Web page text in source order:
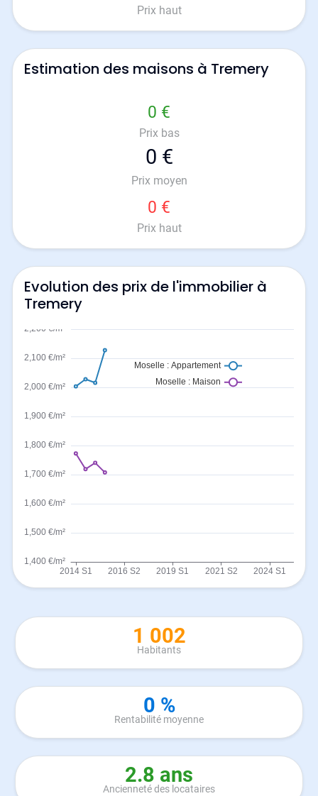
Prix haut
Estimation des maisons à Tremery
0 €
Prix bas
0 €
Prix moyen
0 €
Prix haut
Evolution des prix de l'immobilier à
Tremery
1 002
Habitants
0 %
Rentabilité moyenne
2.8 ans
Ancienneté des locataires